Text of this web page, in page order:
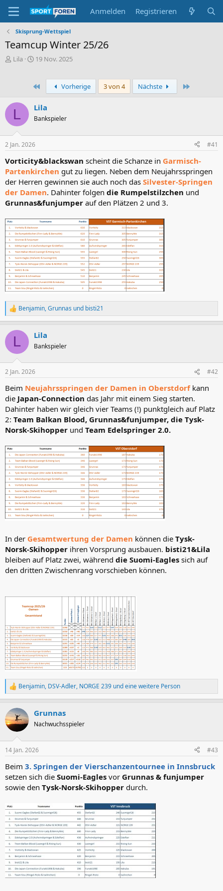
Anmelden Registrieren
Skisprung-Wettspiel
Teamcup Winter 25/26
E
l
e
Lila
E
t
l
l
t
19 Nov. 2025
Erste Vorherige 3 von 4 Nächste
L Lila
Bankspieler
2 Jan. 2026 #41
Vorticity&blackswan scheint die Schanze in Garmisch-
Partenkirchen gut zu liegen. Neben dem Neujahrsspringen
der Herren gewinnen sie auch noch das Silvester-Springen
der Damen. Dahinter folgen die Rumpelstilzchen und
Grunnas&funjumper auf den Plätzen 2 und 3.
R
e
k
i
e
:
Benjamin,Grunnas und bisti21
L Lila
Bankspieler
2 Jan. 2026 #42
Beim Neujahrsspringen der Damen in Oberstdorfkann
die Japan-Connection das Jahr mit einem Sieg starten.
Dahinter haben wir gleich vier Teams (!) punktgleich auf Platz
2: Team Balkan Blood, Grunnas&funjumper, die Tysk-
Norsk-Skihopper und Team Edelspringer 2.0.
In der Gesamtwertung der Damen können die Tysk-
Norsk-Skihopper ihren Vorsprung ausbauen. bisti21&Lila
bleiben auf Platz zwei, während die Suomi-Eagles sich auf
den dritten Zwischenrang vorschieben können.
R
e
k
t
i
e
:
Benjamin, DSV-Adler, NORGE 239 und eine weitere Person
Grunnas
Nachwuchsspieler
14 Jan. 2026 #43
Beim 3. Springen der Vierschanzentournee in Innsbruck
setzen sich die Suomi-Eagles vor Grunnas & funjumper
sowie den Tysk-Norsk-Skihopper durch.